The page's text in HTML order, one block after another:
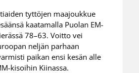
tyttöjen maajoukkue
kaatamalla Puolan EM-
78–63. Voitto vei
neljän parhaan
paikan ensi kesän alle
kisoihin Kiinassa.